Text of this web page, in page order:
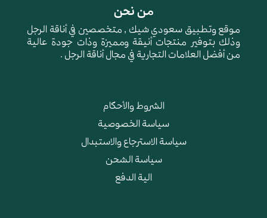
من نحن
موقع وتطبيق سعودي شيك , متخصصين في أناقة الرجل
وذلك بتوفير منتجات أنيقة ومميزة وذات جودة عالية
من أفضل العلامات التجارية في مجال أناقة الرجل .
الشروط والأحكام
سياسة الخصوصية
سياسة الاسترجاع والاستبدال
سياسة الشحن
الية الدفع